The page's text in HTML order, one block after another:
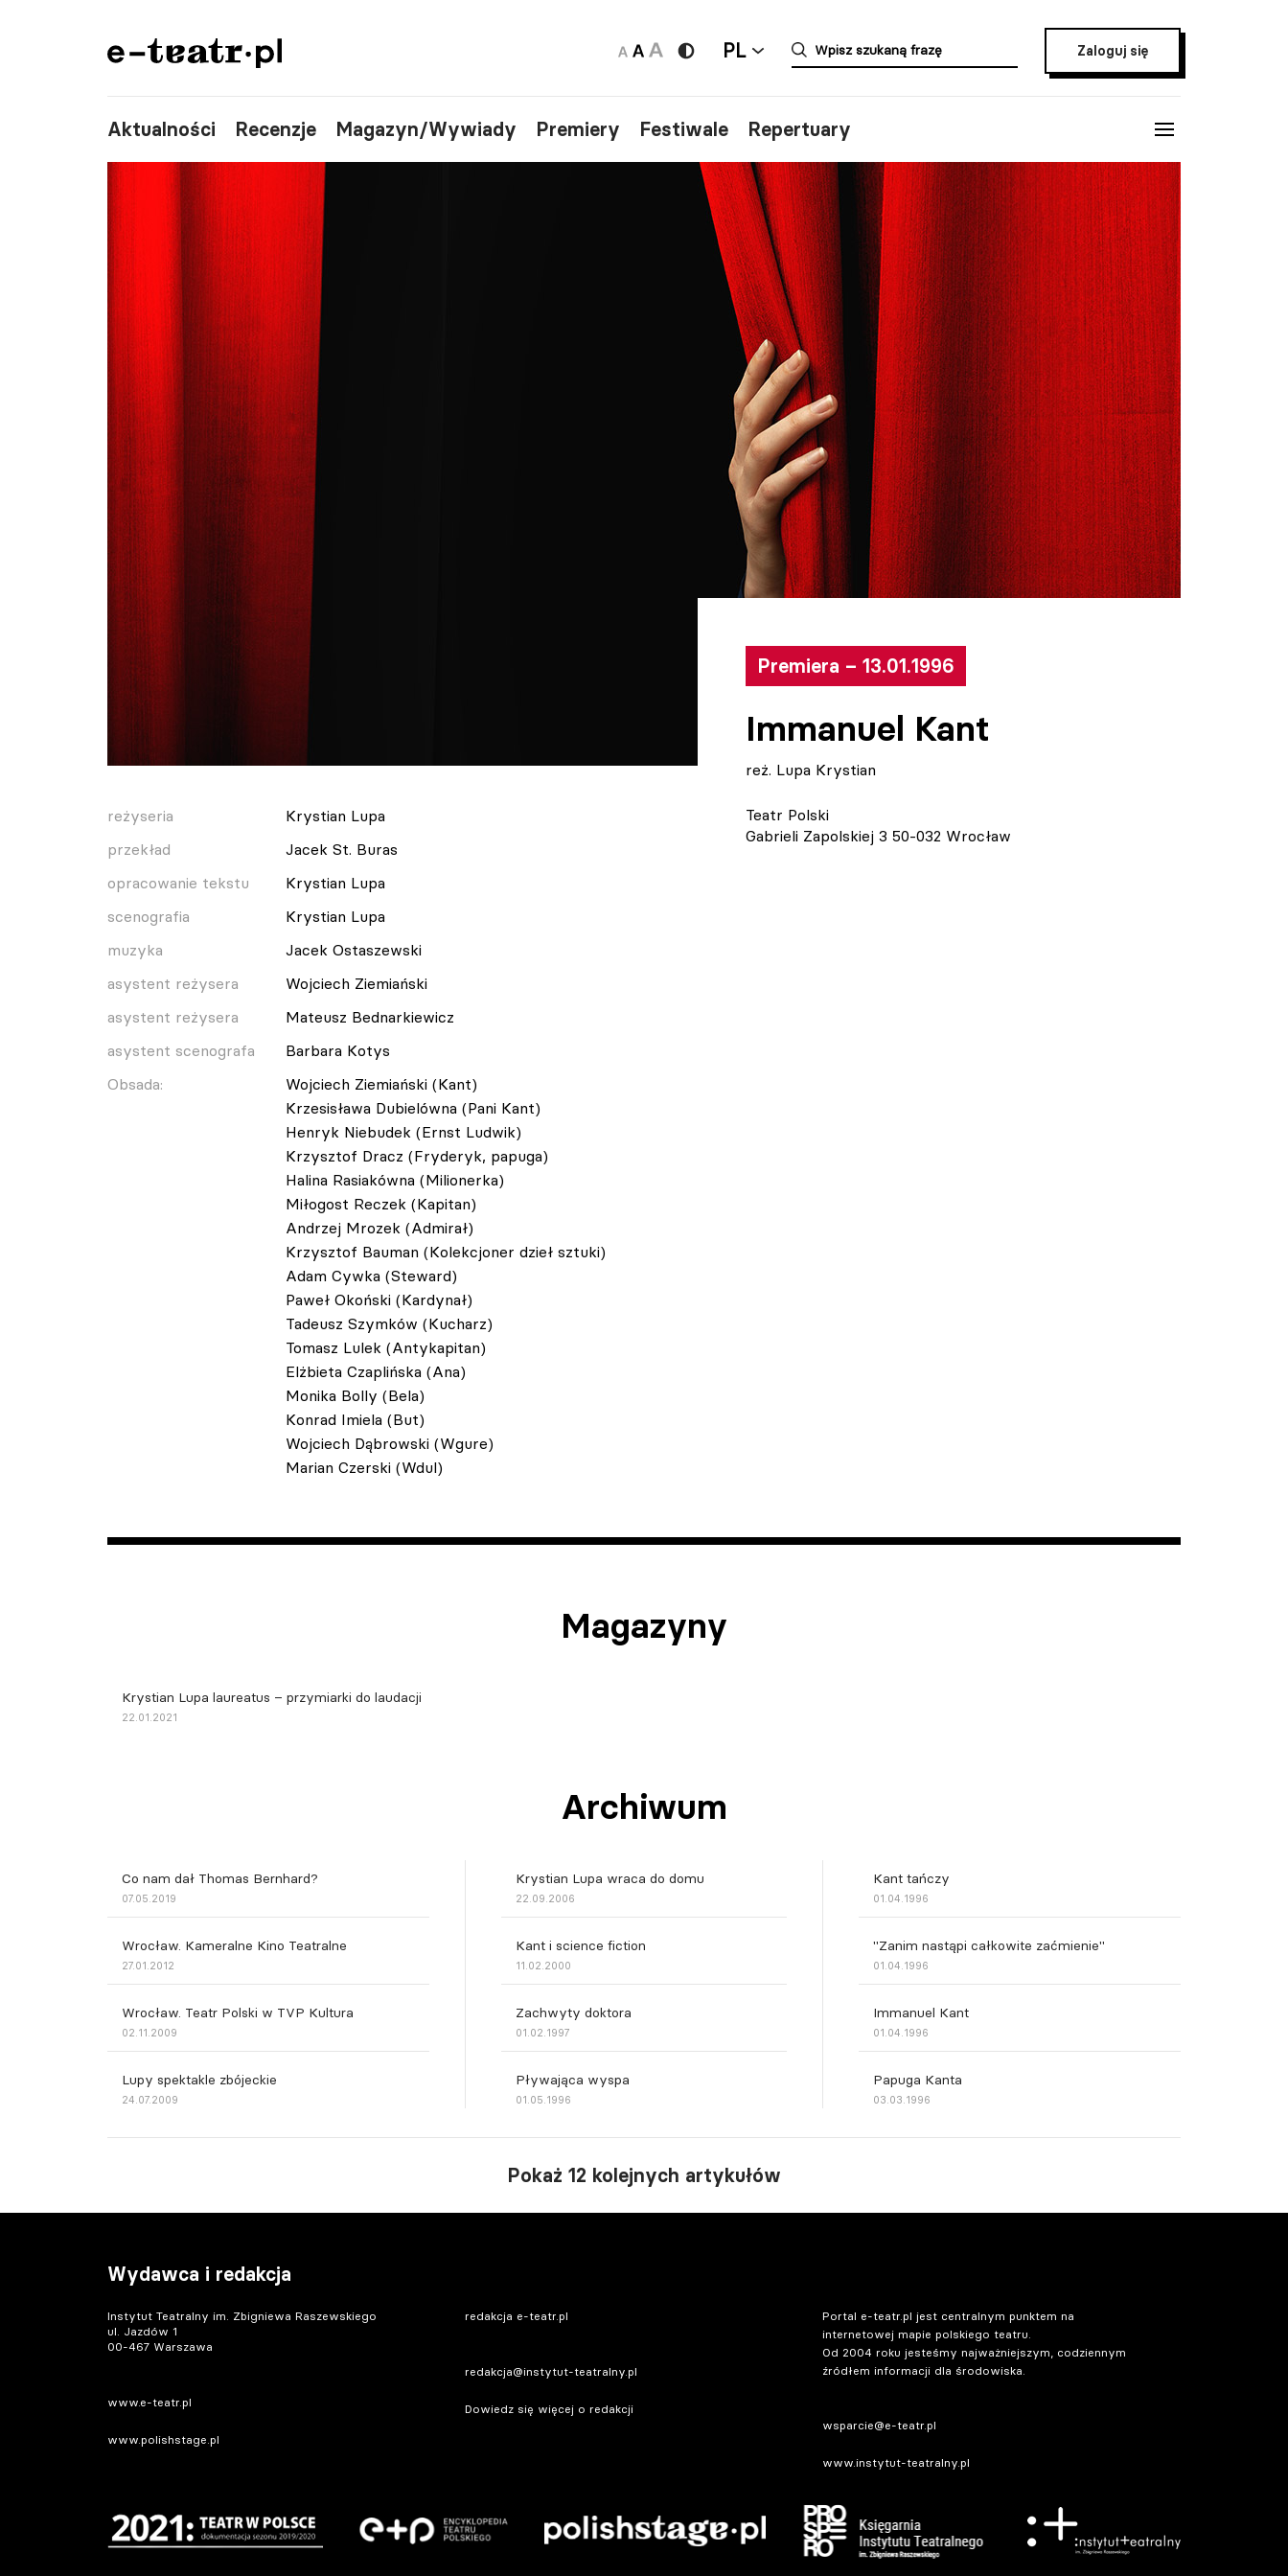
PL Zaloguj się
Aktualności Recenzje Magazyn/Wywiady Premiery Festiwale Repertuary
Premiera – 13.01.1996
Immanuel Kant
reż. Lupa Krystian
reżyseria
Krystian Lupa
przekład
Jacek St. Buras
opracowanie tekstu
Krystian Lupa
scenografia
Krystian Lupa
muzyka
Jacek Ostaszewski
asystent reżysera
Wojciech Ziemiański
asystent reżysera
Mateusz Bednarkiewicz
asystent scenografa
Barbara Kotys
Obsada:
Wojciech Ziemiański (Kant)
Krzesisława Dubielówna (Pani Kant)
Henryk Niebudek (Ernst Ludwik)
Krzysztof Dracz (Fryderyk, papuga)
Halina Rasiakówna (Milionerka)
Miłogost Reczek (Kapitan)
Andrzej Mrozek (Admirał)
Krzysztof Bauman (Kolekcjoner dzieł sztuki)
Adam Cywka (Steward)
Paweł Okoński (Kardynał)
Tadeusz Szymków (Kucharz)
Tomasz Lulek (Antykapitan)
Elżbieta Czaplińska (Ana)
Monika Bolly (Bela)
Konrad Imiela (But)
Wojciech Dąbrowski (Wgure)
Marian Czerski (Wdul)
Teatr Polski
Gabrieli Zapolskiej 3 50-032 Wrocław
Magazyny
Krystian Lupa laureatus – przymiarki do laudacji
22.01.2021
Archiwum
Co nam dał Thomas Bernhard?
07.05.2019
Wrocław. Kameralne Kino Teatralne
27.01.2012
Wrocław. Teatr Polski w TVP Kultura
02.11.2009
Lupy spektakle zbójeckie
24.07.2009
Krystian Lupa wraca do domu
22.09.2006
Kant i science fiction
11.02.2000
Zachwyty doktora
01.02.1997
Pływająca wyspa
01.05.1996
Kant tańczy
01.04.1996
"Zanim nastąpi całkowite zaćmienie"
01.04.1996
Immanuel Kant
01.04.1996
Papuga Kanta
03.03.1996
Pokaż 12 kolejnych artykułów
Wydawca i redakcja
Instytut Teatralny im. Zbigniewa Raszewskiego
ul. Jazdów 1
00-467 Warszawa
www.e-teatr.pl
www.polishstage.pl
redakcja e-teatr.pl
redakcja@instytut-teatralny.pl
Dowiedz się więcej o redakcji
Portal e-teatr.pl jest centralnym punktem na
internetowej mapie polskiego teatru.
Od 2004 roku jesteśmy najważniejszym, codziennym
źródłem informacji dla środowiska.
wsparcie@e-teatr.pl
www.instytut-teatralny.pl